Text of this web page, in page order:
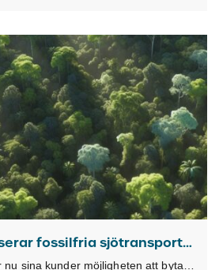
TKL Logistics lanserar fossilfria sjötransporter i samarbete med STX Group